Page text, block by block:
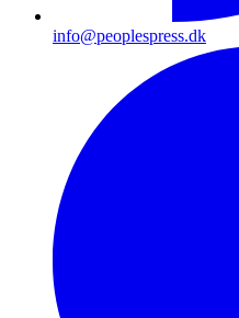
info@peoplespress.dk